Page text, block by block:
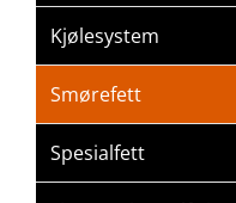
Kjølesystem
Smørefett
Spesialfett